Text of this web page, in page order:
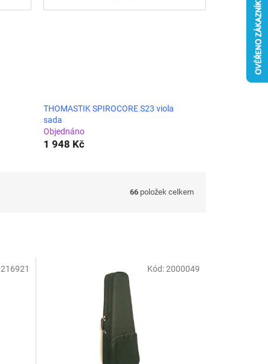
THOMASTIK SPIROCORE S23 viola
sada
Objednáno
1 948 Kč
66 položek celkem
216921 Kód:2000049